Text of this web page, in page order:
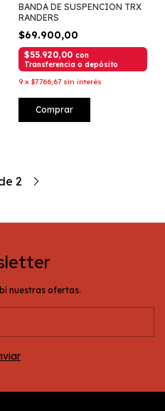
BANDA DE SUSPENCION TRX
RANDERS
$69.900,00
$55.920,00 con
Transferencia o depósito
9 x $7.766,67 sin interés
Comprar
2
nuestras ofertas.